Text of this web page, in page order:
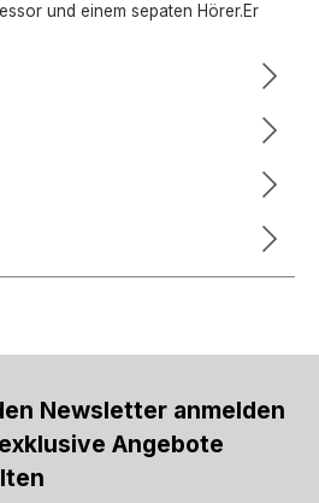
und einem sepaten Hörer.Er
Newsletter anmelden
Angebote